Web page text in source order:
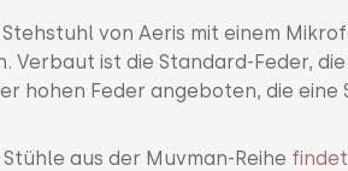
von Aeris mit einem
Verbaut ist die Standard-Feder,
hohen Feder angeboten, die eine
aus der Muvman-Reihe